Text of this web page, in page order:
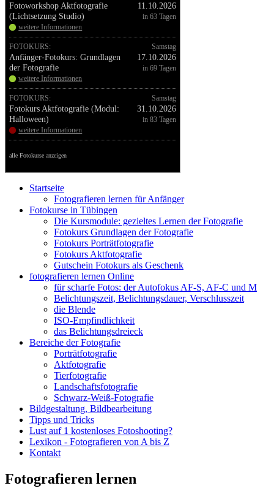
Fotoworkshop Aktfotografie
(Lichtsetzung Studio)
weitere Informationen
11.10.2026
in 63 Tagen
FOTOKURS:
Anfänger-Fotokurs: Grundlagen
der Fotografie
weitere Informationen
Samstag
17.10.2026
in 69 Tagen
FOTOKURS:
Fotokurs Aktfotografie (Modul:
Halloween)
weitere Informationen
Samstag
31.10.2026
in 83 Tagen
alle Fotokurse anzeigen
Startseite
Fotografieren lernen für Anfänger
Fotokurse in Tübingen
Die Kursmodule: gezieltes Lernen der Fotografie
Fotokurs Grundlagen der Fotografie
Fotokurs Porträtfotografie
Fotokurs Aktfotografie
Gutschein Fotokurs als Geschenk
fotografieren lernen Online
für scharfe Fotos: der Autofokus AF-S, AF-C und M
Belichtungszeit, Belichtungsdauer, Verschlusszeit
die Blende
ISO-Empfindlichkeit
das Belichtungsdreieck
Bereiche der Fotografie
Porträtfotografie
Aktfotografie
Tierfotografie
Landschaftsfotografie
Schwarz-Weiß-Fo­to­gra­fie
Bildgestaltung, Bildbearbeitung
Tipps und Tricks
Lust auf 1 kostenloses Fotoshooting?
Lexikon - Fotografieren von A bis Z
Kontakt
Fotografieren lernen